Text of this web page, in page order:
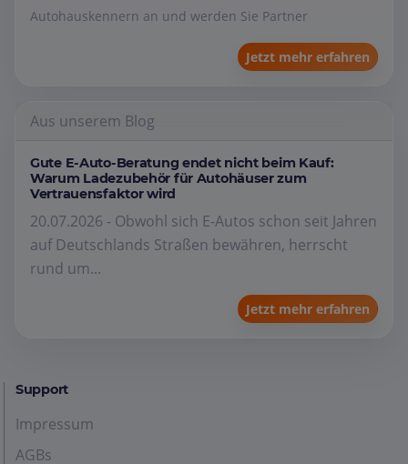
Autohauskennern an und werden Sie Partner
Jetzt mehr erfahren
Aus unserem Blog
Gute E-Auto-Beratung endet nicht beim Kauf:
Warum Ladezubehör für Autohäuser zum
Vertrauensfaktor wird
20.07.2026 - Obwohl sich E-Autos schon seit Jahren
auf Deutschlands Straßen bewähren, herrscht
rund um...
Jetzt mehr erfahren
Support
Impressum
AGBs